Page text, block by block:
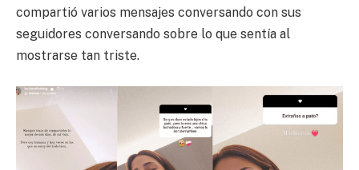
compartió varios mensajes conversando con sus
seguidores conversando sobre lo que sentía al
mostrarse tan triste.